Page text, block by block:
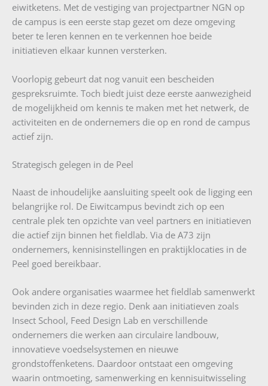
eiwitketens. Met de vestiging van projectpartner NGN op
de campus is een eerste stap gezet om deze omgeving
beter te leren kennen en te verkennen hoe beide
initiatieven elkaar kunnen versterken.
Voorlopig gebeurt dat nog vanuit een bescheiden
gespreksruimte. Toch biedt juist deze eerste aanwezigheid
de mogelijkheid om kennis te maken met het netwerk, de
activiteiten en de ondernemers die op en rond de campus
actief zijn.
Strategisch gelegen in de Peel
Naast de inhoudelijke aansluiting speelt ook de ligging een
belangrijke rol. De Eiwitcampus bevindt zich op een
centrale plek ten opzichte van veel partners en initiatieven
die actief zijn binnen het fieldlab. Via de A73 zijn
ondernemers, kennisinstellingen en praktijklocaties in de
Peel goed bereikbaar.
Ook andere organisaties waarmee het fieldlab samenwerkt
bevinden zich in deze regio. Denk aan initiatieven zoals
Insect School, Feed Design Lab en verschillende
ondernemers die werken aan circulaire landbouw,
innovatieve voedselsystemen en nieuwe
grondstoffenketens. Daardoor ontstaat een omgeving
waarin ontmoeting, samenwerking en kennisuitwisseling